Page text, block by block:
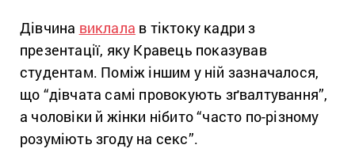
Дівчина виклала в тіктоку кадри з
презентації, яку Кравець показував
студентам. Поміж іншим у ній зазначалося,
що “дівчата самі провокують зґвалтування”,
а чоловіки й жінки нібито “часто по-різному
розуміють згоду на секс”.